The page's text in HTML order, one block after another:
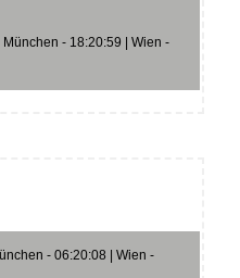
- 18:20:59 | Wien -
- 06:20:08 | Wien -